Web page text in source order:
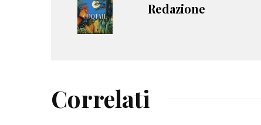
Redazione
Correlati